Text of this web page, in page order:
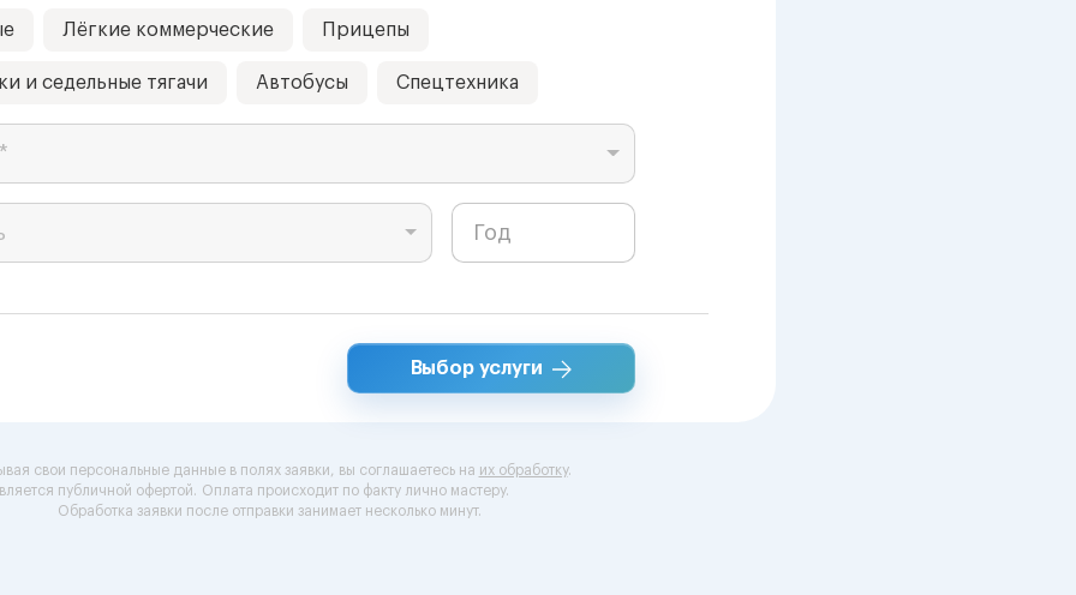
Лёгкие коммерческие Прицепы
и седельные тягачи Автобусы Спецтехника
Выбор услуги
свои персональные данные в полях заявки, вы соглашаетесь на их обработку.
публичной офертой. Оплата происходит по факту лично мастеру.
Обработка заявки после отправки занимает несколько минут.